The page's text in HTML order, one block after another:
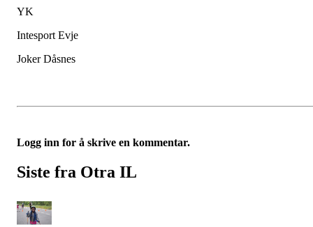
YK
Intesport Evje
Joker Dåsnes
Logg inn for å skrive en kommentar.
Siste fra Otra IL